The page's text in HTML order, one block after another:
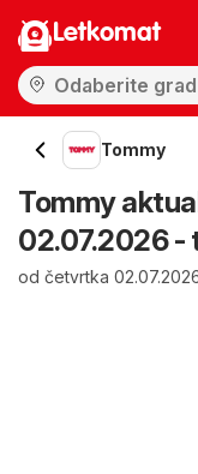
Letkomat
Tommy
Tommy
02.07.2026 -
od četvrtka